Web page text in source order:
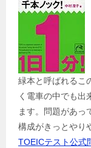
緑本と呼ばれるこ
く電車の中でも出
ます。問題があっ
構成がきっとやり
TOEICテスト公式